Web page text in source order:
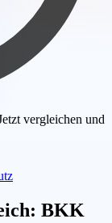
vergleichen und
BKK